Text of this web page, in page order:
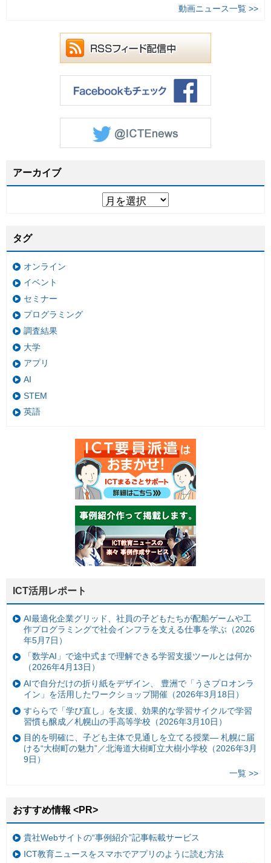
動画ニュース一覧 >>
アーカイブ
タグ
オンライン
イベント
セミナー
プログラミング
調査結果
大学
アプリ
AI
STEM
英語
ICT活用レポート
AI最適化企業グリッド、社員の子どもたちが配船ゲームや工
作プログラミングで社会インフラを支える仕事を学ぶ（2026
年5月7日）
「数学AI」で途中式まで理解できる学習支援ツールとは何か
（2026年4月13日）
AIで自分だけの折り紙をデザイン、 豊洲で「うさプロオンラ
イン」を活用したワークショップ開催（2026年3月18日）
すららで「学び直し」を支援、効果的な学習サイクルで学習
習慣も醸成／札幌山の手高等学校（2026年3月10日）
目的を明確に、子ども主体で見通しを立てる授業— 札幌に届
ける“大樹町の魅力”／北海道大樹町立大樹小学校（2026年3月
9日）
一覧 >>
おすすめ情報 <PR>
貴社Webサイトの“事例紹介”記事転載サービス
ICT教育ニュースをスマホでアプリのように読む方法